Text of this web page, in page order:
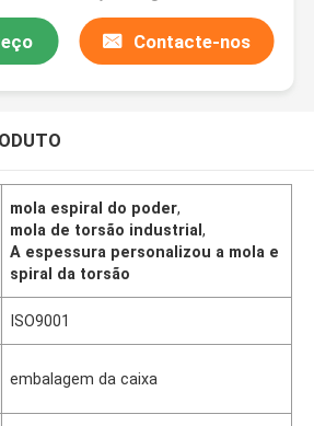
Contacte-nos
mola espiral do poder,
mola de torsão industrial,
A espessura personalizou a mola e
spiral da torsão
ISO9001
embalagem da caixa